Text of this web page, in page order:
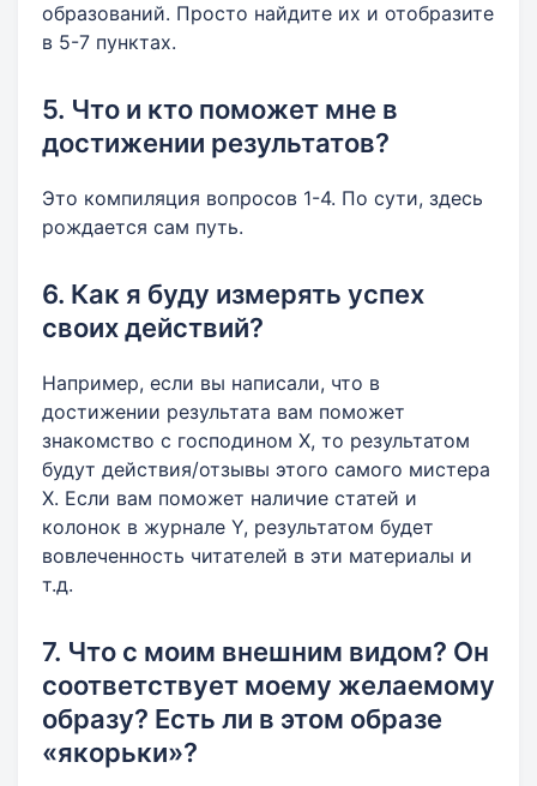
образований. Просто найдите их и отобразите
в 5-7 пунктах.
5. Что и кто поможет мне в
достижении результатов?
Это компиляция вопросов 1-4. По сути, здесь
рождается сам путь.
6. Как я буду измерять успех
своих действий?
Например, если вы написали, что в
достижении результата вам поможет
знакомство с господином Х, то результатом
будут действия/отзывы этого самого мистера
Х. Если вам поможет наличие статей и
колонок в журнале Y, результатом будет
вовлеченность читателей в эти материалы и
т.д.
7. Что с моим внешним видом? Он
соответствует моему желаемому
образу? Есть ли в этом образе
«якорьки»?